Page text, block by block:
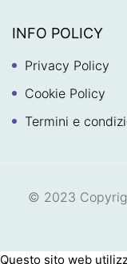
INFO POLICY
Privacy Policy
Cookie Policy
Termini e
© 2023
Questo sito web